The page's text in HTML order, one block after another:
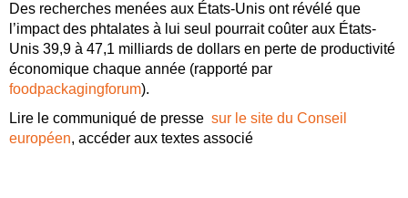
Des recherches menées aux États-Unis ont révélé que
l’impact des phtalates à lui seul pourrait coûter aux États-
Unis 39,9 à 47,1 milliards de dollars en perte de productivité
économique chaque année (rapporté par
foodpackagingforum).
Lire le communiqué de presse sur le site du Conseil
européen, accéder aux textes associé